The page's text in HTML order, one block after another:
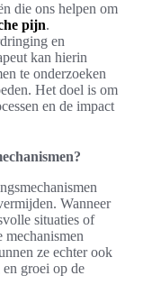
die ons helpen om
pijn.
en
kan hierin
te onderzoeken
Het doel is om
en de impact
Wanneer
situaties of
mechanismen
ze echter ook
groei op de